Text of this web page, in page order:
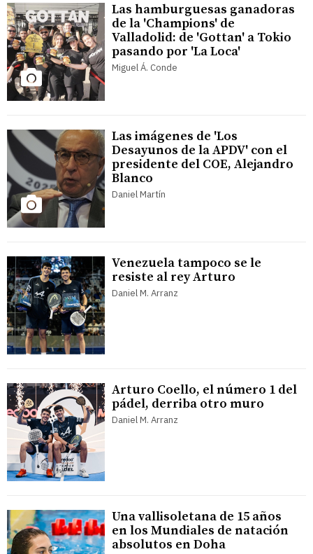
Las hamburguesas ganadoras
de la 'Champions' de
Valladolid: de 'Gottan' a Tokio
pasando por 'La Loca'
Miguel Á. Conde
Las imágenes de 'Los
Desayunos de la APDV' con el
presidente del COE, Alejandro
Blanco
Daniel Martín
Venezuela tampoco se le
resiste al rey Arturo
Daniel M. Arranz
Arturo Coello, el número 1 del
pádel, derriba otro muro
Daniel M. Arranz
Una vallisoletana de 15 años
en los Mundiales de natación
absolutos en Doha